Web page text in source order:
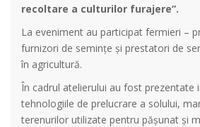
recoltare a culturilor furajere”.
La eveniment au participat fermieri –
furnizori de semințe și prestatori de
în agricultură.
În cadrul atelierului au fost prezentate
tehnologiile de prelucrare a solului,
terenurilor utilizate pentru pășunat și